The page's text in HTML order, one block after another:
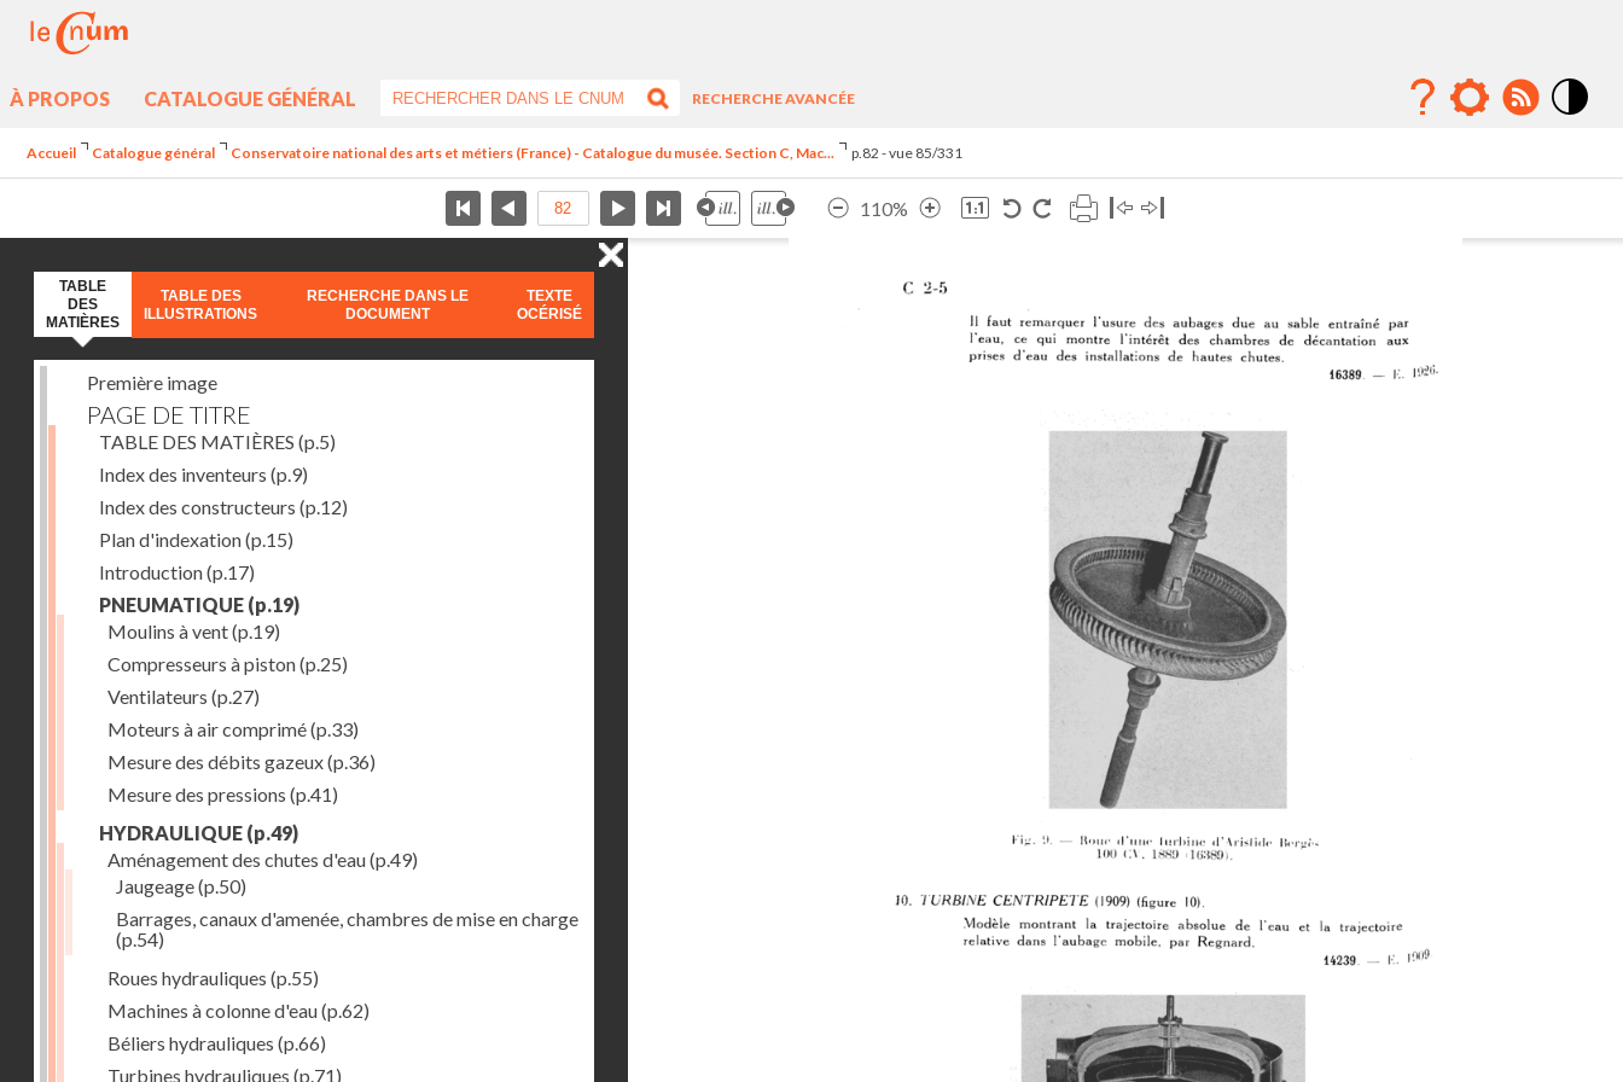
À PROPOS CATALOGUE GÉNÉRAL
RECHERCHE AVANCÉE
Accueil Catalogue général Conservatoire national des arts et métiers (France) - Catalogue du musée. Section C, Mac... p.82 - vue 85/331
110%
TABLE
DES
MATIÈRES
TABLE DES
ILLUSTRATIONS
RECHERCHE DANS LE
DOCUMENT
TEXTE
OCÉRISÉ
Première image
PAGE DE TITRE
TABLE DES MATIÈRES (p.5)
Index des inventeurs (p.9)
Index des constructeurs (p.12)
Plan d'indexation(p.15)
Introduction(p.17)
PNEUMATIQUE (p.19)
Moulins à vent(p.19)
Compresseurs à piston(p.25)
Ventilateurs (p.27)
Moteurs à air comprimé(p.33)
Mesure des débits gazeux(p.36)
Mesure des pressions (p.41)
HYDRAULIQUE (p.49)
Aménagement des chutes d'eau(p.49)
Jaugeage(p.50)
Barrages, canaux d'amenée, chambres de mise en charge
(p.54)
Roues hydrauliques (p.55)
Machines à colonne d'eau(p.62)
Béliers hydrauliques (p.66)
Turbines hydrauliques (p.71)